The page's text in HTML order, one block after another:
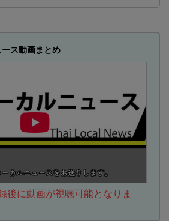
ス動画まとめ
後に動画が視聴可能となりま